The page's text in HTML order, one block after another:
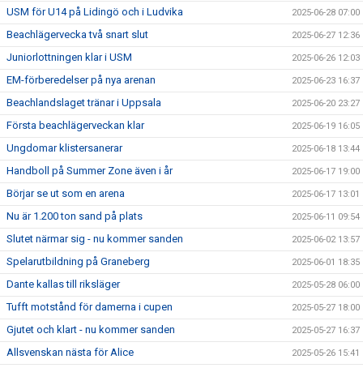
USM för U14 på Lidingö och i Ludvika 2025-06-28 07:00
Beachlägervecka två snart slut 2025-06-27 12:36
Juniorlottningen klar i USM 2025-06-26 12:03
EM-förberedelser på nya arenan 2025-06-23 16:37
Beachlandslaget tränar i Uppsala 2025-06-20 23:27
Första beachlägerveckan klar 2025-06-19 16:05
Ungdomar klistersanerar 2025-06-18 13:44
Handboll på Summer Zone även i år 2025-06-17 19:00
Börjar se ut som en arena 2025-06-17 13:01
Nu är 1.200 ton sand på plats 2025-06-11 09:54
Slutet närmar sig - nu kommer sanden 2025-06-02 13:57
Spelarutbildning på Graneberg 2025-06-01 18:35
Dante kallas till riksläger 2025-05-28 06:00
Tufft motstånd för damerna i cupen 2025-05-27 18:00
Gjutet och klart - nu kommer sanden 2025-05-27 16:37
Allsvenskan nästa för Alice 2025-05-26 15:41